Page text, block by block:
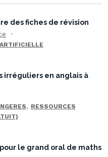
des fiches de révision
irréguliers en anglais à
, RESSOURCES
le grand oral de maths